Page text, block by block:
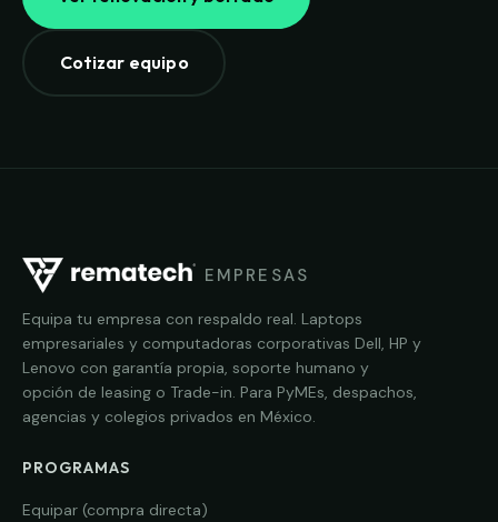
Cotizar equipo
EMPRESAS
Equipa tu empresa con respaldo real. Laptops
empresariales y computadoras corporativas Dell, HP y
Lenovo con garantía propia, soporte humano y
opción de leasing o Trade-in. Para PyMEs, despachos,
agencias y colegios privados en México.
PROGRAMAS
Equipar (compra directa)